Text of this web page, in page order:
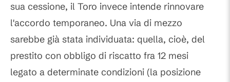
sua cessione, il Toro invece intende rinnovare
l'accordo temporaneo. Una via di mezzo
sarebbe già stata individuata: quella, cioè, del
prestito con obbligo di riscatto fra 12 mesi
legato a determinate condizioni (la posizione